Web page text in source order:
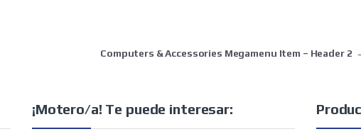
Computers & Accessories Megamenu Item – Header 2
¡Motero/a! Te puede interesar: